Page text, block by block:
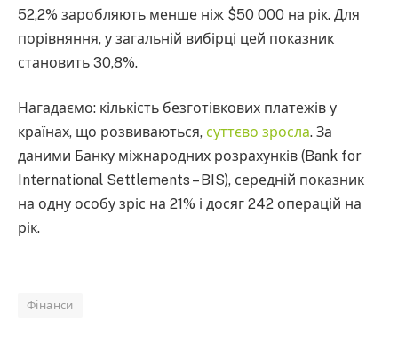
52,2% заробляють менше ніж $50 000 на рік. Для
порівняння, у загальній вибірці цей показник
становить 30,8%.
Нагадаємо: кількість безготівкових платежів у
країнах, що розвиваються, суттєво зросла. За
даними Банку міжнародних розрахунків (Bank for
International Settlements – BIS), середній показник
на одну особу зріс на 21% і досяг 242 операцій на
рік.
Фінанси